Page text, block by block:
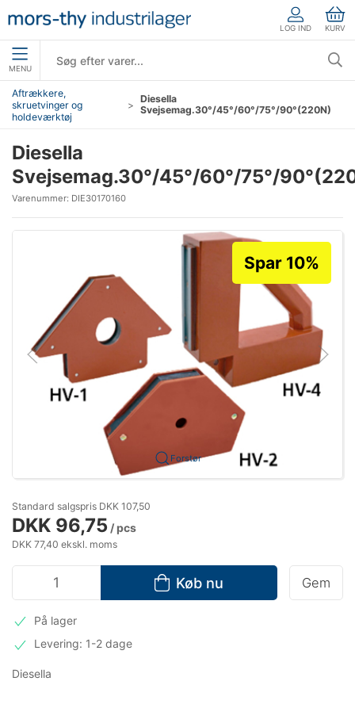
LOG IND KURV
MENU
Aftrækkere,
skruetvinger og
holdeværktøj
Diesella
Svejsemag.30°/45°/60°/75°/90°(220N)
Diesella
Svejsemag.30°/45°/60°/75°/
Varenummer: DIE30170160
Forstør
Spar 10%
Standard salgspris DKK 107,50
DKK 96,75 / pcs
DKK 77,40 ekskl. moms
Køb nu Gem
På lager
Levering: 1-2 dage
Diesella